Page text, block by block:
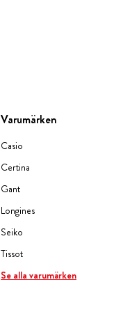
Varumärken
Casio
Certina
Gant
Longines
Seiko
Tissot
Se alla varumärken